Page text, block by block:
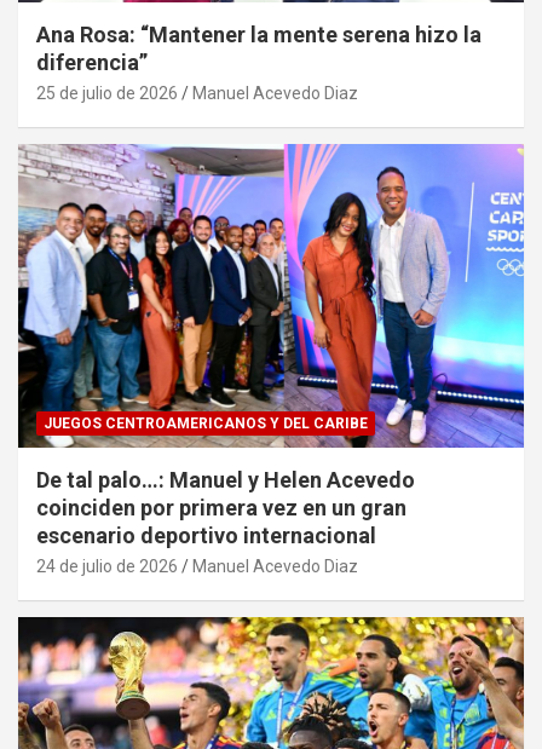
Ana Rosa: “Mantener la mente serena hizo la
diferencia”
25 de julio de 2026 Manuel Acevedo Diaz
JUEGOS CENTROAMERICANOS Y DEL CARIBE
De tal palo…: Manuel y Helen Acevedo
coinciden por primera vez en un gran
escenario deportivo internacional
24 de julio de 2026 Manuel Acevedo Diaz